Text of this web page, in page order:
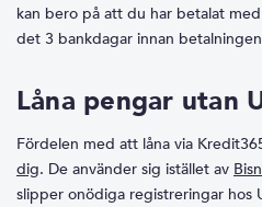
kan bero på att du har betalat
det 3 bankdagar innan
Låna pengar utan
Fördelen med att låna via
dig. De använder sig istället av
slipper onödiga registreringar hos